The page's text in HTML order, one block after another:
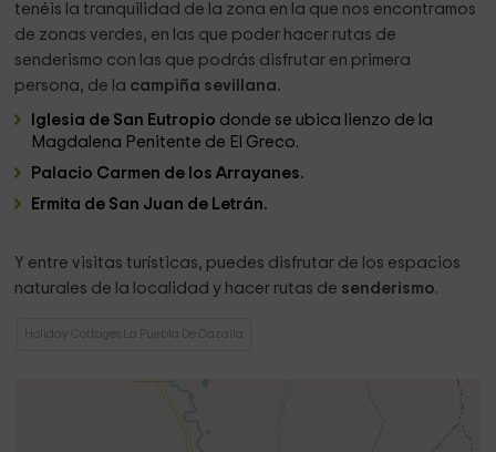
tenéis la tranquilidad de la zona en la que nos encontramos
de zonas verdes, en las que poder hacer rutas de
senderismo con las que podrás disfrutar en primera
persona, de la campiña sevillana.
Iglesia de San Eutropio donde se ubica lienzo de la
Magdalena Penitente de El Greco.
Palacio Carmen de los Arrayanes.
Ermita de San Juan de Letrán.
Y entre visitas turísticas, puedes disfrutar de los espacios
naturales de la localidad y hacer rutas de senderismo.
Holiday Cottages La Puebla De Cazalla